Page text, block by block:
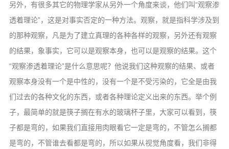
另外，有很多其它的物理学家从另外一个角度来谈，他们叫“观察渗
透着理论”，这是对事实否定的一种方法。观察，就是指科学涉及到
的那种观察，凡是为了建立真理的各种各样的观察，另外还有观察
的结果，象事实，它可以是观察本身，也可以是观察的结果。这个
“观察渗透着理论”是什么意思呢？他说我们这种观察的结果、或者
观察本身没有一个是中性的，没有一个是不受污染的，它全是由我
们过去的各种文化的东西，或者各种理论定义出来的东西。举个例
子，最简单的就是筷子搁在有水的玻璃杯子里，大家可以看到，筷
子都是弯的，如果我们直接用肉眼看它一定是弯的，不管怎么搁都
是弯的，不管谁去看都是弯的，所以如果从视觉角度看，我们非得